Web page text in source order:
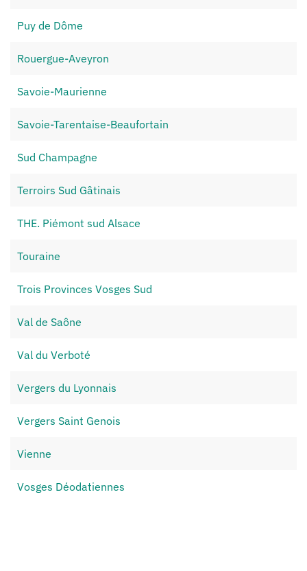
Puy de Dôme
Rouergue-Aveyron
Savoie-Maurienne
Savoie-Tarentaise-Beaufortain
Sud Champagne
Terroirs Sud Gâtinais
THE. Piémont sud Alsace
Touraine
Trois Provinces Vosges Sud
Val de Saône
Val du Verboté
Vergers du Lyonnais
Vergers Saint Genois
Vienne
Vosges Déodatiennes